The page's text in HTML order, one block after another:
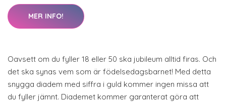
MER INFO!
Oavsett om du fyller 18 eller 50 ska jubileum alltid firas. Och
det ska synas vem som är födelsedagsbarnet! Med detta
snygga diadem med siffra i guld kommer ingen missa att
du fyller jämnt. Diademet kommer garanterat göra att